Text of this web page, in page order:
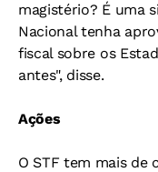
magistério? É uma
Nacional tenha
fiscal sobre os
antes", disse.
Ações
O STF tem mais de